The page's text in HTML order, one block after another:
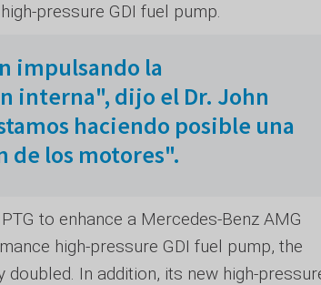
pressure GDI fuel pump.
impulsando la
interna", dijo el Dr. John
haciendo posible una
de los motores".
to enhance a Mercedes-Benz AMG
high-pressure GDI fuel pump, the
In addition, its new high-